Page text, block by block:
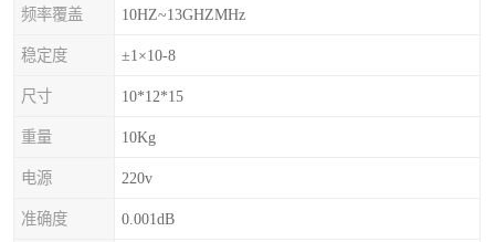
频率覆盖 10HZ~13GHZMHz
稳定度 ±1×10-8
尺寸 10*12*15
重量 10Kg
电源 220v
准确度 0.001dB